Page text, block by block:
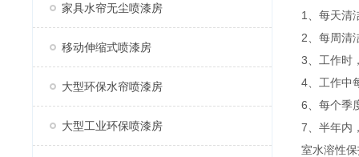
家具水帘无尘喷漆房
移动伸缩式喷漆房
大型环保水帘喷漆房
大型工业环保喷漆房
1、每天清
2、每周清
3、工作时
4、工作中
6、每个季
7、半年内
室水溶性